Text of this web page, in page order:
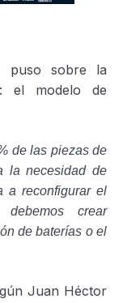
puso sobre la
el modelo de
de las piezas de
la necesidad de
a reconfigurar el
debemos crear
de baterías o el
Juan Héctor